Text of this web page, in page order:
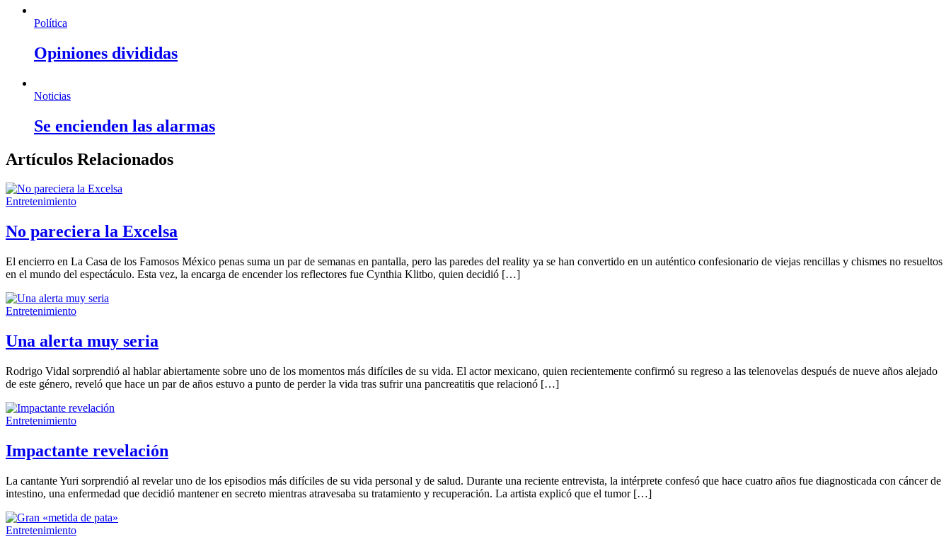
Política
Opiniones divididas
Noticias
Se encienden las alarmas
Artículos Relacionados
Entretenimiento
No pareciera la Excelsa
El encierro en La Casa de los Famosos México penas suma un par de semanas en pantalla, pero las paredes del reality ya se han convertido en un auténtico confesionario de viejas rencillas y chismes no resueltos
en el mundo del espectáculo. Esta vez, la encarga de encender los reflectores fue Cynthia Klitbo, quien decidió […]
Entretenimiento
Una alerta muy seria
Rodrigo Vidal sorprendió al hablar abiertamente sobre uno de los momentos más difíciles de su vida. El actor mexicano, quien recientemente confirmó su regreso a las telenovelas después de nueve años alejado
de este género, reveló que hace un par de años estuvo a punto de perder la vida tras sufrir una pancreatitis que relacionó […]
Entretenimiento
Impactante revelación
La cantante Yuri sorprendió al revelar uno de los episodios más difíciles de su vida personal y de salud. Durante una reciente entrevista, la intérprete confesó que hace cuatro años fue diagnosticada con cáncer de
intestino, una enfermedad que decidió mantener en secreto mientras atravesaba su tratamiento y recuperación. La artista explicó que el tumor […]
Entretenimiento